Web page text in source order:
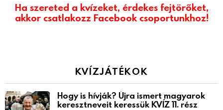
Ha szereted a kvízeket, érdekes fejtörőket,
akkor csatlakozz Facebook csoportunkhoz!
KVÍZJÁTÉKOK
Hogy is hívják? Újra ismert magyarok
keresztneveit keressük KVÍZ 11. rész